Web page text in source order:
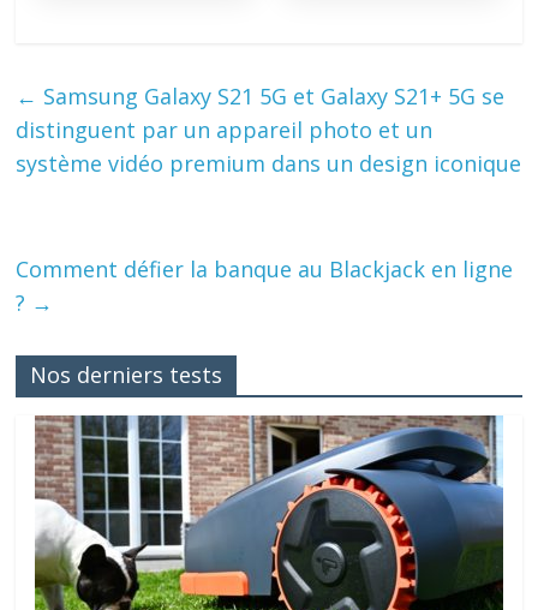
← Samsung Galaxy S21 5G et Galaxy S21+ 5G se
distinguent par un appareil photo et un
système vidéo premium dans un design iconique
Comment défier la banque au Blackjack en ligne
? →
Nos derniers tests